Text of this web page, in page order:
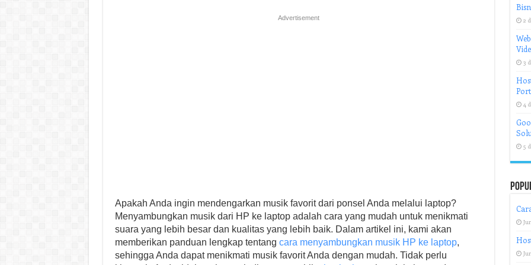
Advertisement
Apakah Anda ingin mendengarkan musik favorit dari ponsel Anda melalui laptop?
Menyambungkan musik dari HP ke laptop adalah cara yang mudah untuk menikmati
suara yang lebih besar dan kualitas yang lebih baik. Dalam artikel ini, kami akan
memberikan panduan lengkap tentang cara menyambungkan musik HP ke laptop,
sehingga Anda dapat menikmati musik favorit Anda dengan mudah. Tidak perlu
2
3
4
5